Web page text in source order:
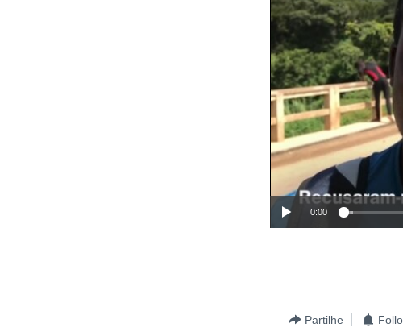
0:00
Partilhe